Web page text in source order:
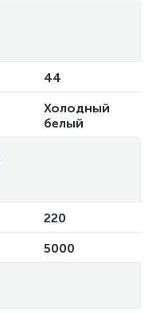
44
Холодный
белый
220
5000